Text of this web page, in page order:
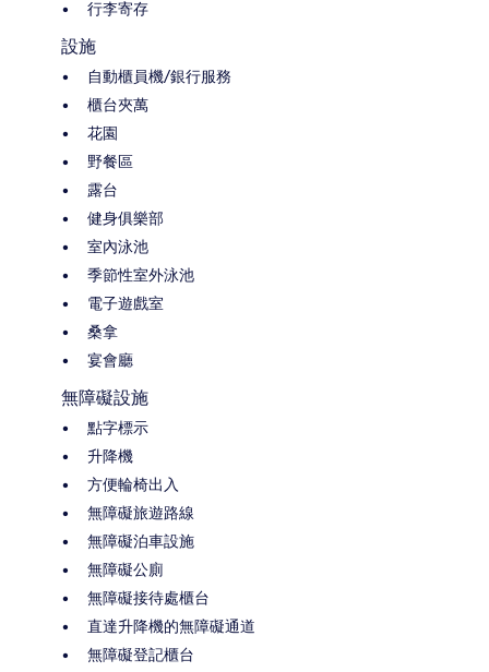
行李寄存
設施
自動櫃員機/銀行服務
櫃台夾萬
花園
野餐區
露台
健身俱樂部
室內泳池
季節性室外泳池
電子遊戲室
桑拿
宴會廳
無障礙設施
點字標示
升降機
方便輪椅出入
無障礙旅遊路線
無障礙泊車設施
無障礙公廁
無障礙接待處櫃台
直達升降機的無障礙通道
無障礙登記櫃台